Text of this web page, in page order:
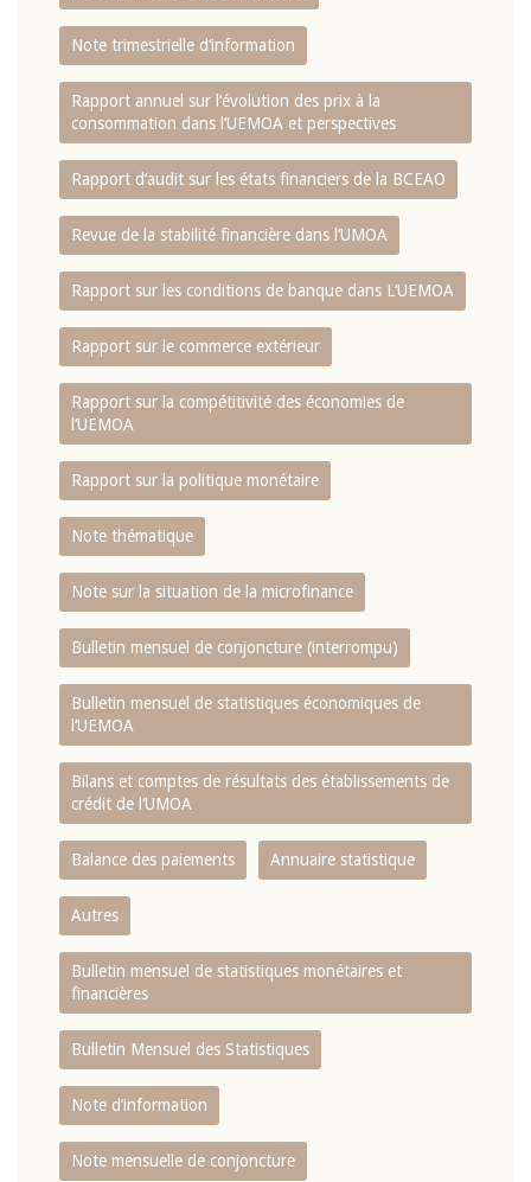
Note trimestrielle d‘information
Rapport annuel sur l‘évolution des prix à la
consommation dans l‘UEMOA et perspectives
Rapport d‘audit sur les états financiers de la BCEAO
Revue de la stabilité financière dans l‘UMOA
Rapport sur les conditions de banque dans L‘UEMOA
Rapport sur le commerce extérieur
Rapport sur la compétitivité des économies de
l‘UEMOA
Rapport sur la politique monétaire
Note thématique
Note sur la situation de la microfinance
Bulletin mensuel de conjoncture (interrompu)
Bulletin mensuel de statistiques économiques de
l‘UEMOA
Bilans et comptes de résultats des établissements de
crédit de l‘UMOA
Balance des paiements Annuaire statistique
Autres
Bulletin mensuel de statistiques monétaires et
financières
Bulletin Mensuel des Statistiques
Note d’information
Note mensuelle de conjoncture